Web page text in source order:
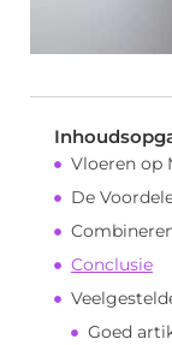
Vloeren op
De
Conclusie
Goed